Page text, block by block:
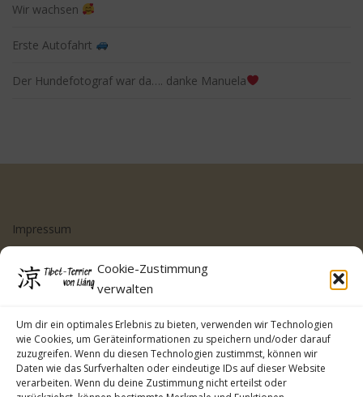
Cookie-Zustimmung
verwalten
Um dir ein optimales Erlebnis zu bieten, verwenden wir Technologien
wie Cookies, um Geräteinformationen zu speichern und/oder darauf
zuzugreifen. Wenn du diesen Technologien zustimmst, können wir
Daten wie das Surfverhalten oder eindeutige IDs auf dieser Website
verarbeiten. Wenn du deine Zustimmung nicht erteilst oder
Wir wachsen
Erste Autofahrt
Der Hundefotograf war da…. danke Manuela
Impressum
Cookie-Richtlinie (EU)